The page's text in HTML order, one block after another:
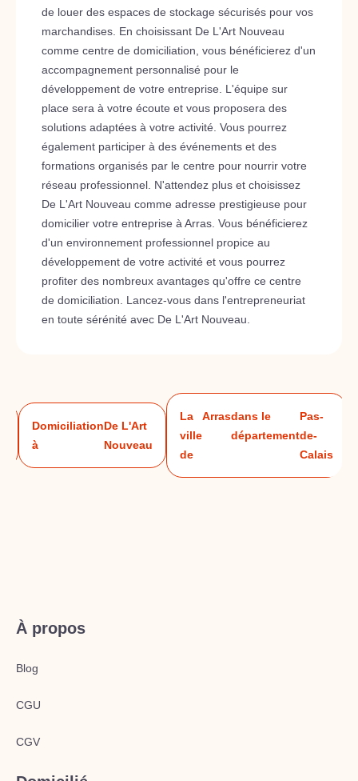
de louer des espaces de stockage sécurisés pour vos
marchandises. En choisissant De L'Art Nouveau
comme centre de domiciliation, vous bénéficierez d'un
accompagnement personnalisé pour le
développement de votre entreprise. L'équipe sur
place sera à votre écoute et vous proposera des
solutions adaptées à votre activité. Vous pourrez
également participer à des événements et des
formations organisés par le centre pour nourrir votre
réseau professionnel. N'attendez plus et choisissez
De L'Art Nouveau comme adresse prestigieuse pour
domicilier votre entreprise à Arras. Vous bénéficierez
d'un environnement professionnel propice au
développement de votre activité et vous pourrez
profiter des nombreux avantages qu'offre ce centre
de domiciliation. Lancez-vous dans l'entrepreneuriat
en toute sérénité avec De L'Art Nouveau.
Domiciliation
à
De L'Art
Nouveau
La
ville
de
Arrasdans le
département
Pas-
de-
Calais
À propos
Blog
CGU
CGV